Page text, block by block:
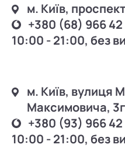
м. Київ,
+380 (68) 966
10:00 - 21:00, без
м. Київ, вулиця
Максимовича, 3г
+380 (93) 966
10:00 - 21:00, без